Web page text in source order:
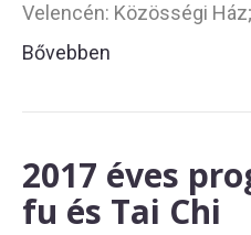
Velencén: Közösségi
Bővebben
2017 éves
fu és Tai Chi